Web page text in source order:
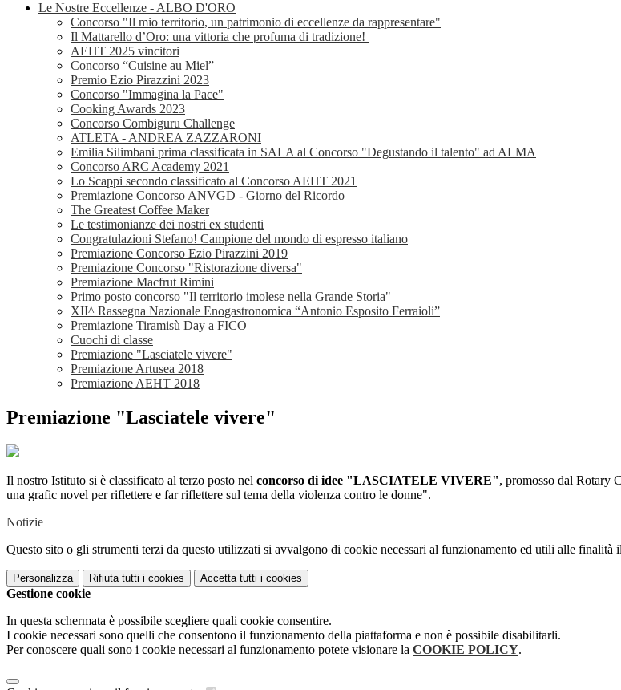
Le Nostre Eccellenze - ALBO D'ORO
Concorso "Il mio territorio, un patrimonio di eccellenze da rappresentare"
Il Mattarello d’Oro: una vittoria che profuma di tradizione!
AEHT 2025 vincitori
Concorso “Cuisine au Miel”
Premio Ezio Pirazzini 2023
Concorso "Immagina la Pace"
Cooking Awards 2023
Concorso Combiguru Challenge
ATLETA - ANDREA ZAZZARONI
Emilia Silimbani prima classificata in SALA al Concorso "Degustando il talento" ad ALMA
Concorso ARC Academy 2021
Lo Scappi secondo classificato al Concorso AEHT 2021
Premiazione Concorso ANVGD - Giorno del Ricordo
The Greatest Coffee Maker
Le testimonianze dei nostri ex studenti
Congratulazioni Stefano! Campione del mondo di espresso italiano
Premiazione Concorso Ezio Pirazzini 2019
Premiazione Concorso "Ristorazione diversa"
Premiazione Macfrut Rimini
Primo posto concorso "Il territorio imolese nella Grande Storia"
XII^ Rassegna Nazionale Enogastronomica “Antonio Esposito Ferraioli”
Premiazione Tiramisù Day a FICO
Cuochi di classe
Premiazione "Lasciatele vivere"
Premiazione Artusea 2018
Premiazione AEHT 2018
Premiazione "Lasciatele vivere"
Il nostro Istituto si è classificato al terzo posto nel concorso di idee "LASCIATELE VIVERE", promosso dal Rotary
una grafic novel per riflettere e far riflettere sul tema della violenza contro le donne".
Notizie
Questo sito o gli strumenti terzi da questo utilizzati si avvalgono di cookie necessari al funzionamento ed utili alle finalità
Personalizza Rifiuta tutti i cookies Accetta tutti i cookies
Gestione cookie
In questa schermata è possibile scegliere quali cookie consentire.
I cookie necessari sono quelli che consentono il funzionamento della piattaforma e non è possibile disabilitarli.
Per conoscere quali sono i cookie necessari al funzionamento potete visionare la COOKIE POLICY.